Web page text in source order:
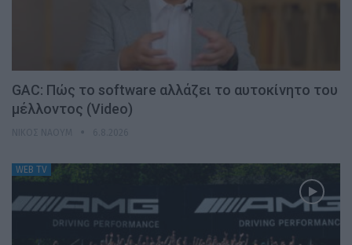
GAC: Πώς το software αλλάζει το αυτοκίνητο του
μέλλοντος (Video)
WEB TV